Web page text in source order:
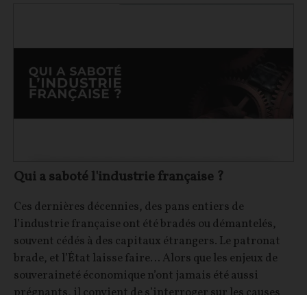
Qui a saboté l'industrie française ?
Ces dernières décennies, des pans entiers de
l’industrie française ont été bradés ou démantelés,
souvent cédés à des capitaux étrangers. Le patronat
brade, et l’État laisse faire… Alors que les enjeux de
souveraineté économique n’ont jamais été aussi